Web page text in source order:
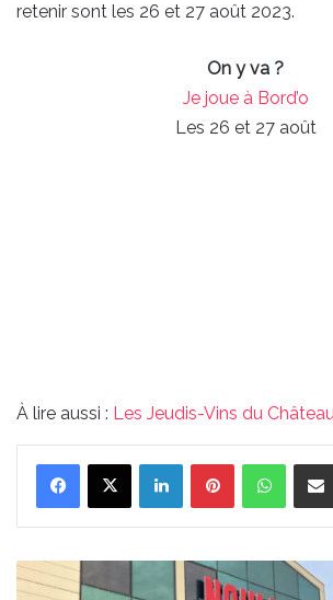
retenir sont les 26 et 27 août 2023.
On y va ?
Je joue à Bord’o
Les 26 et 27 août
À lire aussi : Les Jeudis-Vins du
LinkedinPinterest
Naumy,
le